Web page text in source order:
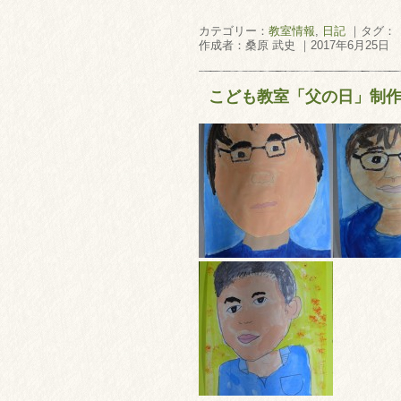
カテゴリー： 教室情報, 日記 ｜タグ：
作成者：桑原 武史 ｜2017年6月25日
こども教室「父の日」制作